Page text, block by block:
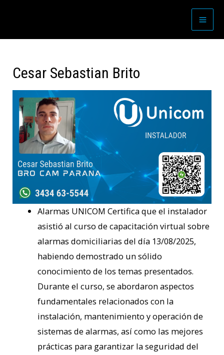
Cesar Sebastian Brito
Alarmas UNICOM Certifica que el instalador
asistió al curso de capacitación virtual sobre
alarmas domiciliarias del día 13/08/2025,
habiendo demostrado un sólido
conocimiento de los temas presentados.
Durante el curso, se abordaron aspectos
fundamentales relacionados con la
instalación, mantenimiento y operación de
sistemas de alarmas, así como las mejores
prácticas para garantizar la seguridad del